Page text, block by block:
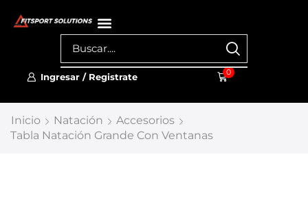
Ingresar / Registrate 0
Inicio Natación
Accesorios
Tabla Natación Grande Con Ventanas